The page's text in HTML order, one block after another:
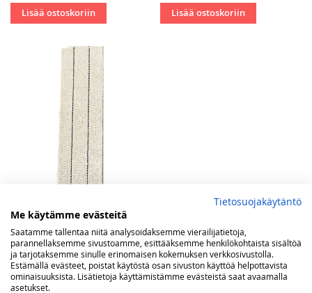
Lisää ostoskoriin Lisää ostoskoriin
Sydän Matador 20 linjaa (88
mm)
15,00 €
Tietosuojakäytäntö
Me käytämme evästeitä
Saatamme tallentaa niitä analysoidaksemme vierailijatietoja,
parannellaksemme sivustoamme, esittääksemme henkilökohtaista sisältöä
ja tarjotaksemme sinulle erinomaisen kokemuksen verkkosivustolla.
Estämällä evästeet, poistat käytöstä osan sivuston käyttöä helpottavista
ominaisuuksista. Lisätietoja käyttämistämme evästeistä saat avaamalla
asetukset.